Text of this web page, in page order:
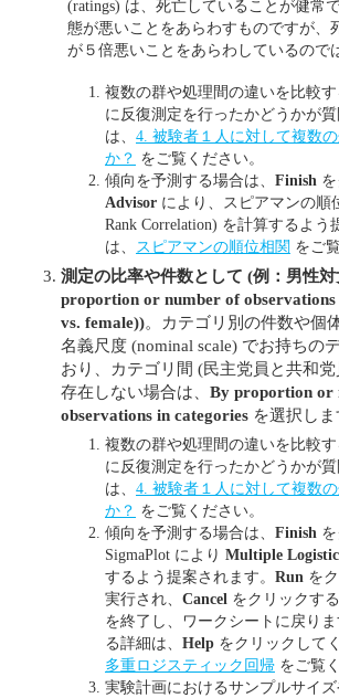
(ratings) は、死亡していることが健常
態が悪いことをあらわすものですが、
が５倍悪いことをあらわしているので
複数の群や処理間の違いを比較
に反復測定を行ったかどうかが
は、 4. 被験者１人に対して複数
か？ をご覧ください。
傾向を予測する場合は、 Finish
Advisor により、スピアマンの順
Rank Correlation) を計算するよう
は、
スピアマンの順位相関 をご
測定の比率や件数として (例：男性
proportion or number of
vs. female))。カテゴリ別の件数や個
名義尺度 (nominal scale) でお持ちの
おり、カテゴリ間 (民主党員と共和
存在しない場合は、 By proportion or
observations in categories を選択しま
複数の群や処理間の違いを比較
に反復測定を行ったかどうかが
は、 4. 被験者１人に対して複数
か？ をご覧ください。
傾向を予測する場合は、 Finish
SigmaPlot により Multiple Logistic
するよう提案されます。 Run を
実行され、 Cancel をクリックす
を終了し、ワークシートに戻り
る詳細は、 Help をクリックして
多重ロジスティック回帰 をご覧
実験計画におけるサンプルサイ